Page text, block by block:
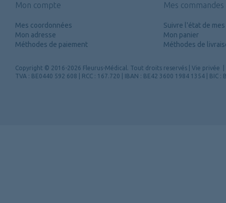
Mon compte
Mes coordonnées
Mon adresse
Méthodes de paiement
Mes commandes
Suivre l'état de
Mon panier
Méthodes de
Copyright © 2016-2026 Fleurus-Médical. Tout droits reservés Vie privée
TVA : BE0440 592 608 | RCC : 167.720 | IBAN : BE42 3600 1984 1354 | BIC :